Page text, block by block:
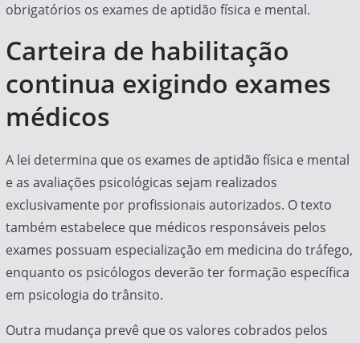
obrigatórios os exames de aptidão física e mental.
Carteira de habilitação
continua exigindo exames
médicos
A lei determina que os exames de aptidão física e mental
e as avaliações psicológicas sejam realizados
exclusivamente por profissionais autorizados. O texto
também estabelece que médicos responsáveis pelos
exames possuam especialização em medicina do tráfego,
enquanto os psicólogos deverão ter formação específica
em psicologia do trânsito.
Outra mudança prevê que os valores cobrados pelos